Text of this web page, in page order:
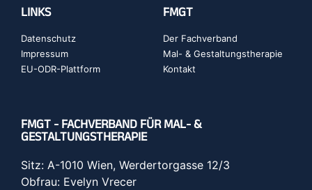
LINKS
Datenschutz
Impressum
EU-ODR-Plattform
FMGT
Der Fachverband
Mal- & Gestaltungstherapie
Kontakt
FMGT - FACHVERBAND FÜR MAL- &
GESTALTUNGSTHERAPIE
Sitz: A-1010 Wien, Werdertorgasse 12/3
Obfrau: Evelyn Vrecer